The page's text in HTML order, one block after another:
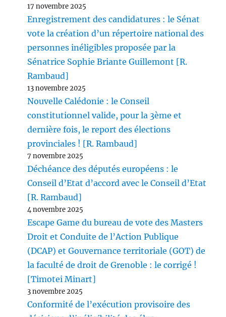
17 novembre 2025
Enregistrement des candidatures : le Sénat
vote la création d’un répertoire national des
personnes inéligibles proposée par la
Sénatrice Sophie Briante Guillemont [R.
Rambaud]
13 novembre 2025
Nouvelle Calédonie : le Conseil
constitutionnel valide, pour la 3ème et
dernière fois, le report des élections
provinciales ! [R. Rambaud]
7 novembre 2025
Déchéance des députés européens : le
Conseil d’Etat d’accord avec le Conseil d’Etat
[R. Rambaud]
4 novembre 2025
Escape Game du bureau de vote des Masters
Droit et Conduite de l’Action Publique
(DCAP) et Gouvernance territoriale (GOT) de
la faculté de droit de Grenoble : le corrigé !
[Timotei Minart]
3 novembre 2025
Conformité de l’exécution provisoire des